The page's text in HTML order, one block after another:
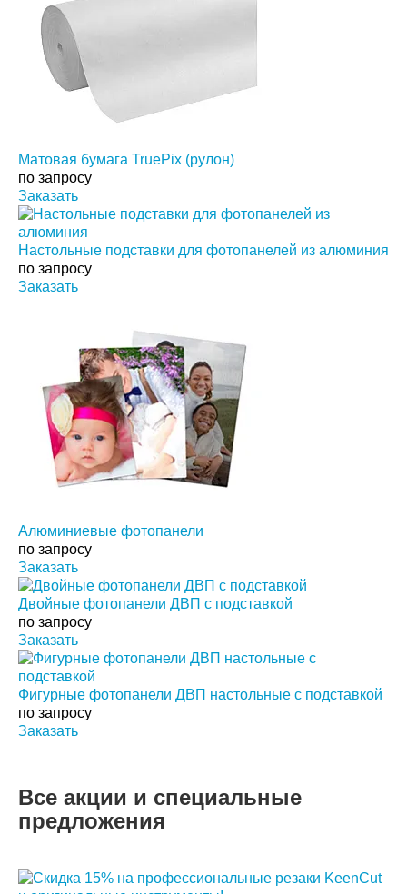
Матовая бумага TruePix (рулон)
по запросу
Заказать
Настольные подставки для фотопанелей из алюминия
по запросу
Заказать
Алюминиевые фотопанели
по запросу
Заказать
Двойные фотопанели ДВП с подставкой
по запросу
Заказать
Фигурные фотопанели ДВП настольные с подставкой
по запросу
Заказать
Все акции и специальные
предложения